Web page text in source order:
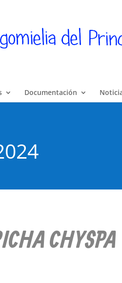
Documentación
CHYSPA